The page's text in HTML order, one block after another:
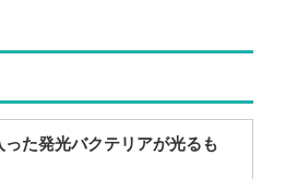
た発光バクテリアが光るも